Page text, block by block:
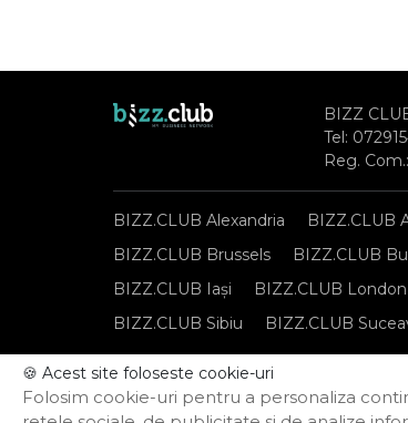
BIZZ
Tel:
Reg.
BIZZ.CLUB Alexandria BIZZ.CLUB
BIZZ.CLUB Brussels
BIZZ.CLUB
BIZZ.CLUB Iași
BIZZ.CLUB London
BIZZ.CLUB Sibiu
BIZZ.CLUB
Notă de informare privind prelucrarea
Politica privind funcționarea cookie-
🍪 Acest site foloseste cookie-uri
Folosim cookie-uri pentru a personaliza